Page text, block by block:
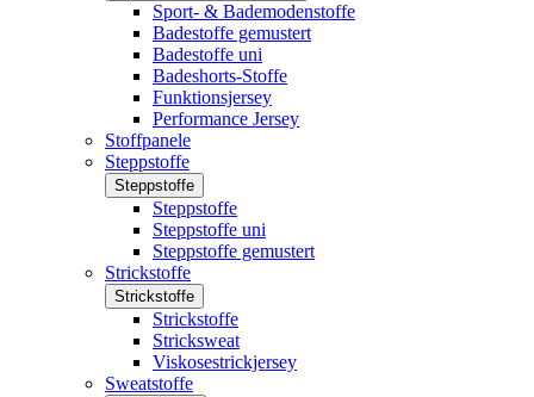
Sport- & Bademodenstoffe
Badestoffe gemustert
Badestoffe uni
Badeshorts-Stoffe
Funktionsjersey
Performance Jersey
Stoffpanele
Steppstoffe
Steppstoffe
Steppstoffe
Steppstoffe uni
Steppstoffe gemustert
Strickstoffe
Strickstoffe
Strickstoffe
Stricksweat
Viskosestrickjersey
Sweatstoffe